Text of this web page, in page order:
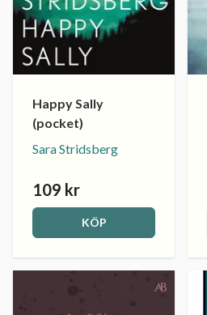
Happy Sally
(pocket)
Sara Stridsberg
109 kr
KÖP